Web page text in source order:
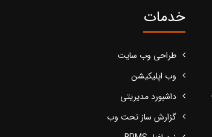
خدمات
طراحی وب سایت
وب اپلیکیشن
داشبورد مدیریتی
گزارش ساز تحت وب